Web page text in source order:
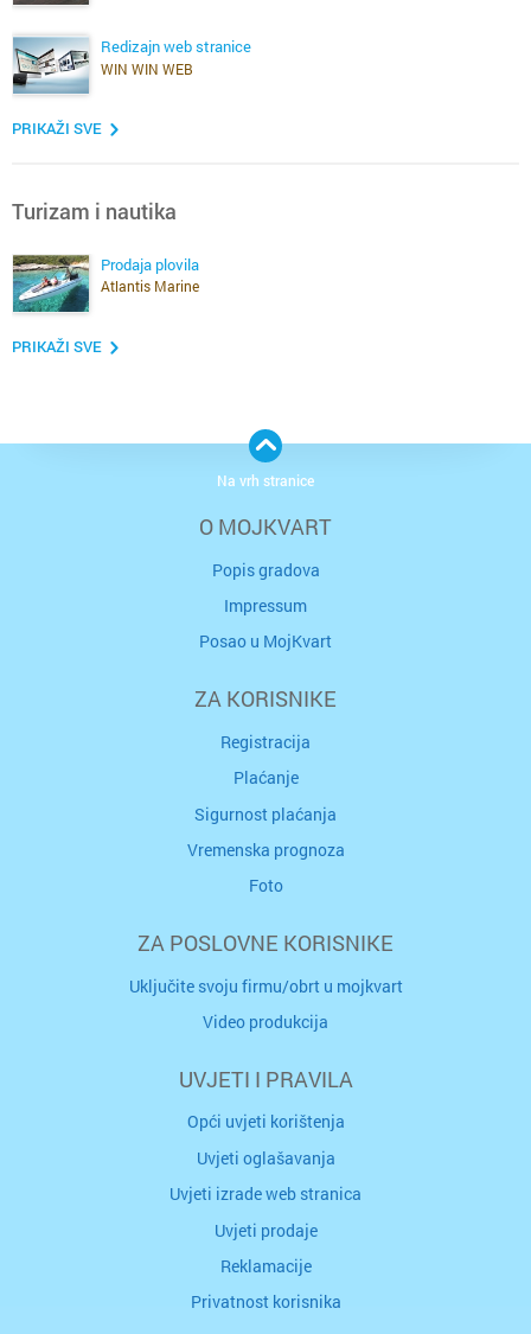
Redizajn web stranice
WIN WIN WEB
PRIKAŽI SVE
Turizam i nautika
Prodaja plovila
Atlantis Marine
PRIKAŽI SVE
O MOJKVART
Popis gradova
Impressum
Posao u MojKvart
ZA KORISNIKE
Registracija
Plaćanje
Sigurnost plaćanja
Vremenska prognoza
Foto
ZA POSLOVNE KORISNIKE
Uključite svoju firmu/obrt u mojkvart
Video produkcija
UVJETI I PRAVILA
Opći uvjeti korištenja
Uvjeti oglašavanja
Uvjeti izrade web stranica
Uvjeti prodaje
Reklamacije
Privatnost korisnika
Na vrh stranice